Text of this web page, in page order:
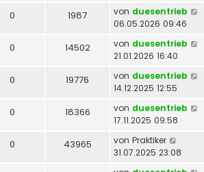
0 1987 von duesentrieb
06.05.2026 09:46
0 14502 von duesentrieb
21.01.2026 16:40
0 19776 von duesentrieb
14.12.2025 12:55
0 18366 von duesentrieb
17.11.2025 09:58
0 43965 von Praktiker
31.07.2025 23:08